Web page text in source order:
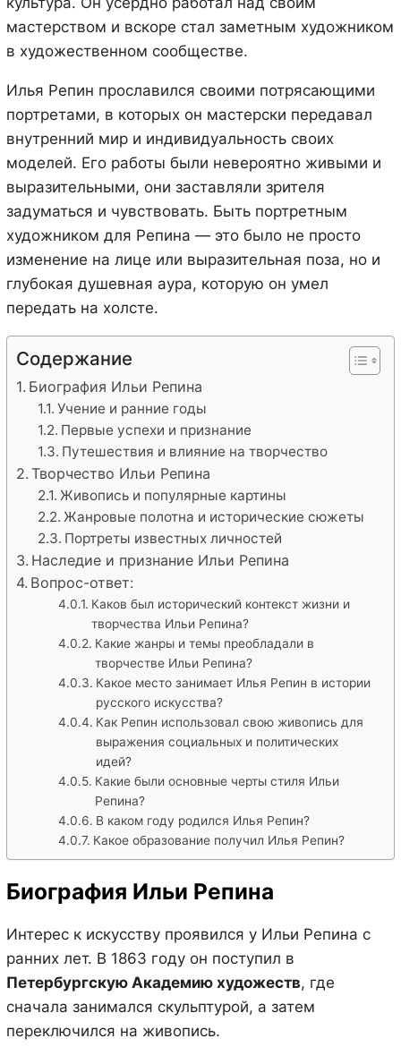
мастерством и вскоре стал заметным художником
в художественном сообществе.
Илья Репин прославился своими потрясающими
портретами, в которых он мастерски передавал
внутренний мир и индивидуальность своих
моделей. Его работы были невероятно живыми и
выразительными, они заставляли зрителя
задуматься и чувствовать. Быть портретным
художником для Репина — это было не просто
изменение на лице или выразительная поза, но и
глубокая душевная аура, которую он умел
передать на холсте.
Содержание
Биография Ильи Репина
Учение и ранние годы
Первые успехи и признание
Путешествия и влияние на творчество
Творчество Ильи Репина
Живопись и популярные картины
Жанровые полотна и исторические сюжеты
Портреты известных личностей
Наследие и признание Ильи Репина
Вопрос-ответ:
Каков был исторический контекст жизни и
творчества Ильи Репина?
Какие жанры и темы преобладали в
творчестве Ильи Репина?
Какое место занимает Илья Репин в истории
русского искусства?
Как Репин использовал свою живопись для
выражения социальных и политических
идей?
Какие были основные черты стиля Ильи
Репина?
В каком году родился Илья Репин?
Какое образование получил Илья Репин?
Биография Ильи Репина
Интерес к искусству проявился у Ильи Репина с
ранних лет. В 1863 году он поступил в
Петербургскую Академию художеств, где
сначала занимался скульптурой, а затем
переключился на живопись.